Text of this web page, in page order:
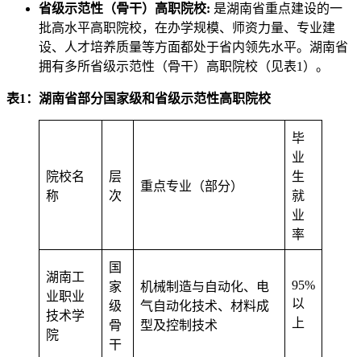
省级示范性（骨干）高职院校: 是湖南省重点建设的一
批高水平高职院校，在办学规模、师资力量、专业建
设、人才培养质量等方面都处于省内领先水平。湖南省
拥有多所省级示范性（骨干）高职院校（见表1）。
表1：湖南省部分国家级和省级示范性高职院校
院校名
称
层
次
重点专业（部分）
毕
业
生
就
业
率
湖南工
业职业
技术学
院
国
家
级
骨
干
机械制造与自动化、电
气自动化技术、材料成
型及控制技术
95%
以
上